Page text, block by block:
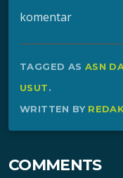
komentar
TAGGED AS ASN
USUT.
WRITTEN BY
COMMENTS